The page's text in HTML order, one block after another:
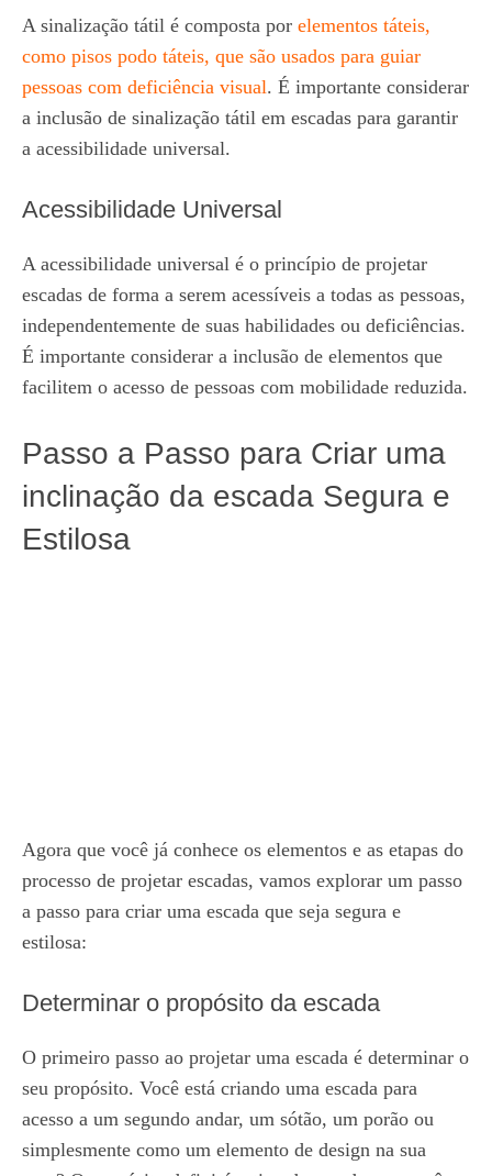
A sinalização tátil é composta por elementos táteis,
como pisos podo táteis, que são usados para guiar
pessoas com deficiência visual. É importante considerar
a inclusão de sinalização tátil em escadas para garantir
a acessibilidade universal.
Acessibilidade Universal
A acessibilidade universal é o princípio de projetar
escadas de forma a serem acessíveis a todas as pessoas,
independentemente de suas habilidades ou deficiências.
É importante considerar a inclusão de elementos que
facilitem o acesso de pessoas com mobilidade reduzida.
Passo a Passo para Criar uma
inclinação da escada Segura e
Estilosa
Agora que você já conhece os elementos e as etapas do
processo de projetar escadas, vamos explorar um passo
a passo para criar uma escada que seja segura e
estilosa:
Determinar o propósito da escada
O primeiro passo ao projetar uma escada é determinar o
seu propósito. Você está criando uma escada para
acesso a um segundo andar, um sótão, um porão ou
simplesmente como um elemento de design na sua